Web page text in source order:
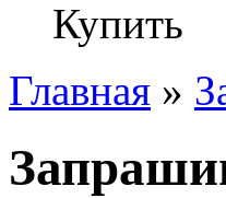
Купить
Главная »